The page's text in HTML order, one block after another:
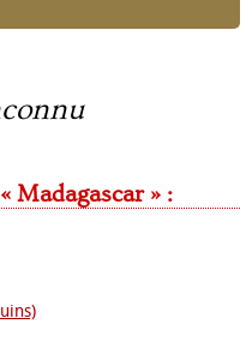
Madagascar » :